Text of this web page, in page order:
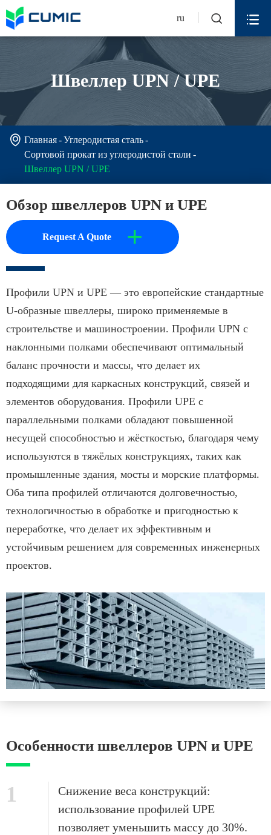
ru  
Швеллер UPN / UPE
 Главная
Углеродистая сталь
Сортовой прокат из углеродистой стали
Швеллер UPN / UPE
Обзор швеллеров UPN и UPE
Request A Quote +
Профили UPN и UPE — это европейские стандартные
U-образные швеллеры, широко применяемые в
строительстве и машиностроении. Профили UPN с
наклонными полками обеспечивают оптимальный
баланс прочности и массы, что делает их
подходящими для каркасных конструкций, связей и
элементов оборудования. Профили UPE с
параллельными полками обладают повышенной
несущей способностью и жёсткостью, благодаря чему
используются в тяжёлых конструкциях, таких как
промышленные здания, мосты и морские платформы.
Оба типа профилей отличаются долговечностью,
технологичностью в обработке и пригодностью к
переработке, что делает их эффективным и
устойчивым решением для современных инженерных
проектов.
Особенности швеллеров UPN и UPE
1
Снижение веса конструкций:
использование профилей UPE
позволяет уменьшить массу до 30%.